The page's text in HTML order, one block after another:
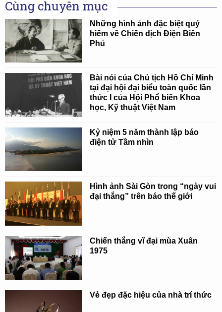
Cùng chuyên mục
Những hình ảnh đặc biệt quý
hiếm về Chiến dịch Điện Biên
Phủ
Bài nói của Chủ tịch Hồ Chí Minh
tại đại hội đại biểu toàn quốc lần
thức I của Hội Phổ biến Khoa
học, Kỹ thuật Việt Nam
Kỷ niệm 5 năm thành lập báo
điện tử Tầm nhìn
Hình ảnh Sài Gòn trong “ngày vui
đại thắng” trên báo thế giới
Chiến thắng vĩ đại mùa Xuân
1975
Vẻ đẹp đặc hiệu của nhà trí thức